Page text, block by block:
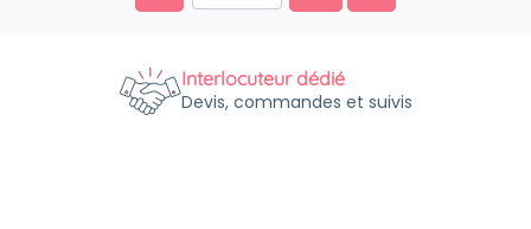
Interlocuteur dédié
Devis, commandes et suivis